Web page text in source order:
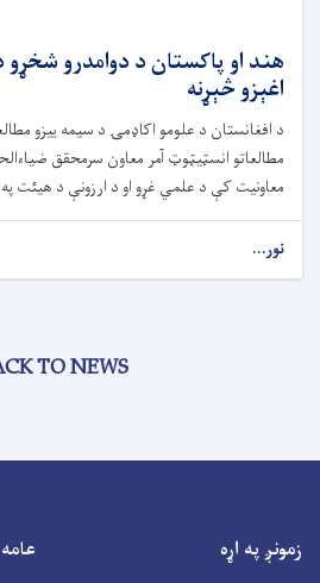
هند او پاکستان د دوامدرو شخړو
اغېزو څېړنه
د افغانستان د علومو اکاډمۍ د سیمه ییزو
مطالعاتو انسټیټوټ آمر معاون سرمحقق
معاونیت کې د علمي غړو او د ارزونې د هیئت
نور...
TO NEWS
زمونږ په اړه